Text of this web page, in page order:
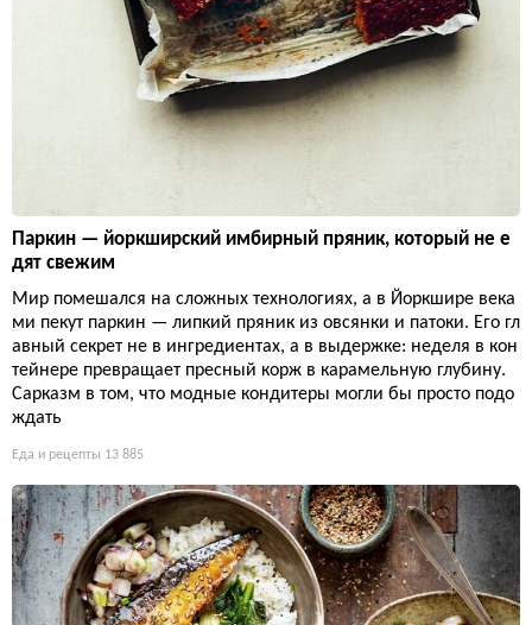
Паркин — йоркширский имбирный пряник, который не е
дят свежим
Мир помешался на сложных технологиях, а в Йоркшире века
ми пекут паркин — липкий пряник из овсянки и патоки. Его гл
авный секрет не в ингредиентах, а в выдержке: неделя в кон
тейнере превращает пресный корж в карамельную глубину.
Сарказм в том, что модные кондитеры могли бы просто подо
ждать
Еда и рецепты 13 885